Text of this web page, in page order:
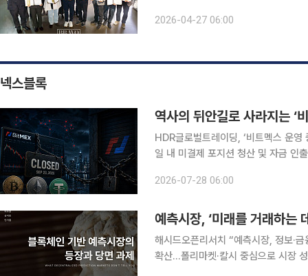
예’로 자리 잡을 수 있다는 잠재력이다.
2026-04-27 06:00
넥스블록
역사의 뒤안길로 사라지는 ‘
HDR글로벌트레이딩, ‘비트멕스 운영
일 내 미결제 포지션 청산 및 자금 인
2026-07-28 06:00
예측시장, ‘미래를 거래하는
해시드오픈리서치 “예측시장, 정보·
확산…폴리마켓·칼시 중심으로 시장